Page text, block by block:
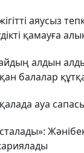
аяусыз
қамауға
алдын
балалар
ауа